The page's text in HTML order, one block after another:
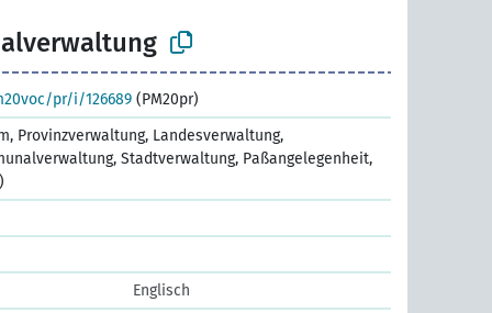
pr/i/126689 (PM20pr)
Provinzverwaltung, Landesverwaltung,
Stadtverwaltung, Paßangelegenheit,
Englisch